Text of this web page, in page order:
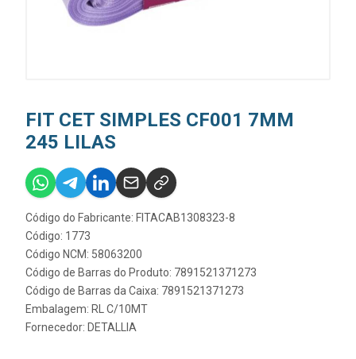
FIT CET SIMPLES CF001 7MM
245 LILAS
Código do Fabricante: FITACAB1308323-8
Código: 1773
Código NCM: 58063200
Código de Barras do Produto: 7891521371273
Código de Barras da Caixa: 7891521371273
Embalagem: RL C/10MT
Fornecedor: DETALLIA